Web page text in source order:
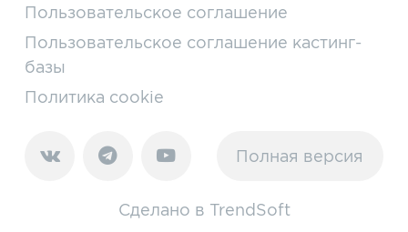
Пользовательское соглашение
Пользовательское соглашение кастинг-
базы
Политика cookie
Полная версия
Сделано в TrendSoft